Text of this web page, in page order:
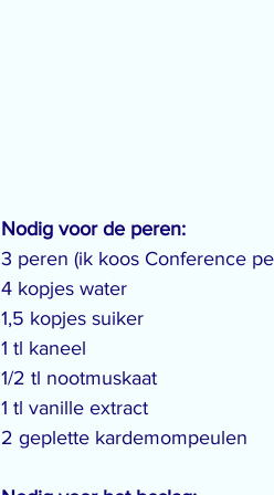
Nodig voor de peren:
3 peren (ik koos Conference
4 kopjes water
1,5 kopjes suiker
1 tl kaneel
1/2 tl nootmuskaat
1 tl vanille extract
2 geplette kardemompeulen